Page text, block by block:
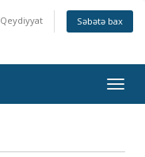
Qeydiyyat Səbətə bax